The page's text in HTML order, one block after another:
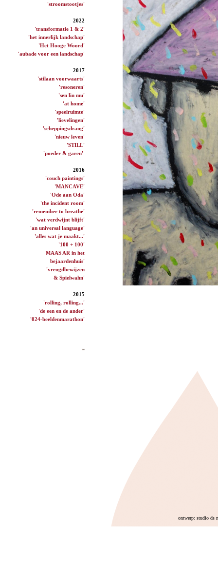
'stroomstootjes'
2022
'transformatie 1 & 2'
'het innerlijk landschap'
'Het Hooge Woord'
'aubade voor een landschap'
2017
'stilaan voorwaarts'
'resoneren'
'sen lin mu'
'at home'
'speelruimte'
'lievelingen'
'scheppingsdrang'
'nieuw leven'
'STILL'
'poeder & garen'
2016
'couch paintings'
'MANCAVE'
'Ode aan Oda'
'the incident room'
'remember to breathe'
'wat verdwijnt blijft'
'an universal language'
'alles wat je maakt...'
'100 + 100'
'MAAS AR in het
bejaardenhuis'
'vreugdbewijzen
& Spielwahn'
2015
'rolling, rolling...'
'de een en de ander'
'024-beeldenmarathon'
ontwerp: studio ds